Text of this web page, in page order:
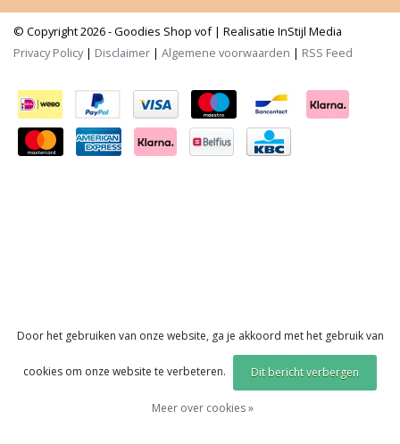
© Copyright 2026 - Goodies Shop vof | Realisatie InStijl Media
Privacy Policy| Disclaimer | Algemene voorwaarden | RSS Feed
Door het gebruiken van onze website, ga je akkoord met het gebruik van
cookies om onze website te verbeteren. Dit bericht verbergen
Meer over cookies »